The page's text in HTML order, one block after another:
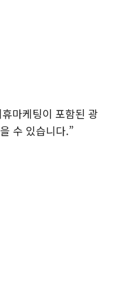
마케팅이 포함된 광
수 있습니다.”